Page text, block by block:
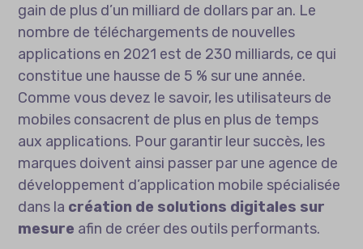
gain de plus d’un milliard de dollars par an. Le
nombre de téléchargements de nouvelles
applications en 2021 est de 230 milliards, ce qui
constitue une hausse de 5 % sur une année.
Comme vous devez le savoir, les utilisateurs de
mobiles consacrent de plus en plus de temps
aux applications. Pour garantir leur succès, les
marques doivent ainsi passer par une agence de
développement d’application mobile spécialisée
dans la création de solutions digitales sur
mesure afin de créer des outils performants.